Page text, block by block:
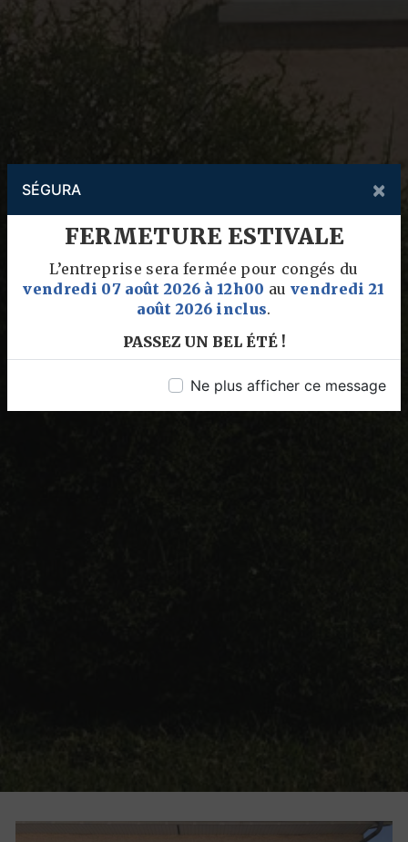
SÉGURA ×
FERMETURE ESTIVALE
L’entreprise sera fermée pour congés du
vendredi 07 août 2026 à 12h00 auvendredi 21
août 2026 inclus.
PASSEZ UN BEL ÉTÉ !
Ne plus afficher ce message